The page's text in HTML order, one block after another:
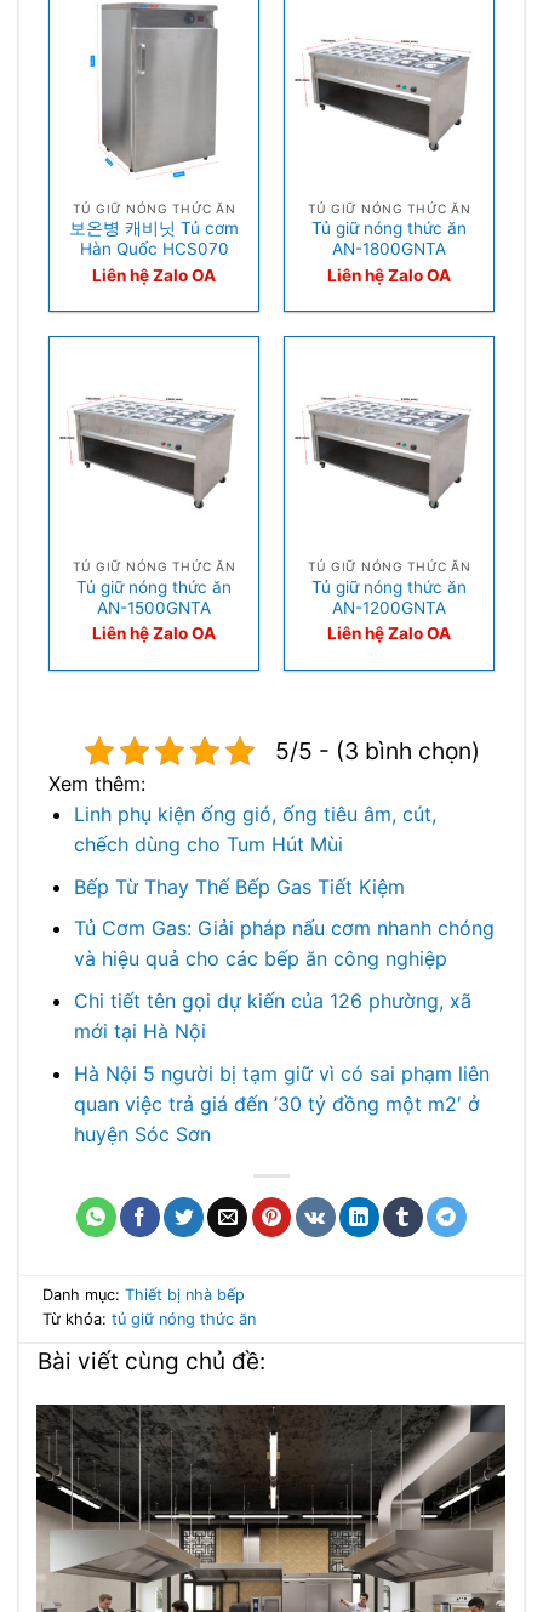
TỦ GIỮ NÓNG THỨC ĂN
보온병 캐비닛 Tủ cơm
Hàn Quốc HCS070
Liên hệ Zalo OA
TỦ GIỮ NÓNG THỨC ĂN
Tủ giữ nóng thức ăn
AN-1800GNTA
Liên hệ Zalo OA
TỦ GIỮ NÓNG THỨC ĂN
Tủ giữ nóng thức ăn
AN-1500GNTA
Liên hệ Zalo OA
TỦ GIỮ NÓNG THỨC ĂN
Tủ giữ nóng thức ăn
AN-1200GNTA
Liên hệ Zalo OA
5/5 - (3 bình chọn)
Xem thêm:
Linh phụ kiện ống gió, ống tiêu âm, cút,
chếch dùng cho Tum Hút Mùi
Bếp Từ Thay Thế Bếp Gas Tiết Kiệm
Tủ Cơm Gas: Giải pháp nấu cơm nhanh chóng
và hiệu quả cho các bếp ăn công nghiệp
Chi tiết tên gọi dự kiến của 126 phường, xã
mới tại Hà Nội
Hà Nội 5 người bị tạm giữ vì có sai phạm liên
quan việc trả giá đến ’30 tỷ đồng một m2′ ở
huyện Sóc Sơn
Danh mục: Thiết bị nhà bếp
Từ khóa: tủ giữ nóng thức ăn
Bài viết cùng chủ đề: